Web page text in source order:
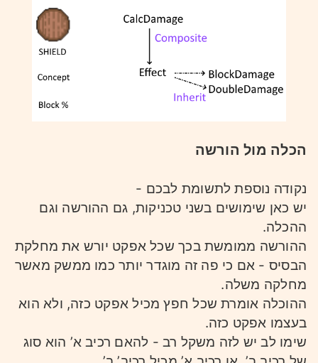
הכלה מול הורשה
נקודה נוספת לתשומת לבכם -
יש כאן שימושים בשני טכניקות, גם ההורשה וגם
ההכלה.
ההורשה ממומשת בכך שכל אפקט יורש את מחלקת
הבסיס - אם כי פה זה מוגדר יותר כמו ממשק מאשר
מחלקה משלה.
ההוכלה אומרת שכל חפץ מכיל אפקט כזה, ולא הוא
בעצמו אפקט כזה.
שימו לב יש לזה משקל רב - להאם רכיב א’ הוא סוג